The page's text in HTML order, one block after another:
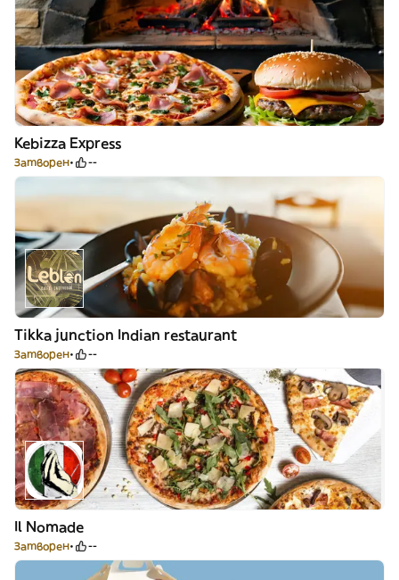
Kebizza Express
Затворен --
Tikka junction Indian restaurant
Затворен --
Il Nomade
Затворен --